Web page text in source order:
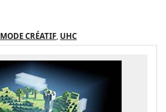
MODE CRÉATIF, UHC